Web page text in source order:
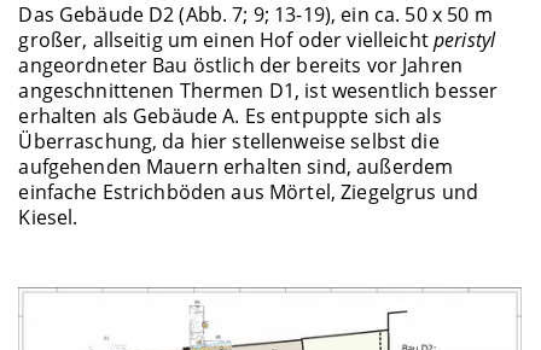
Das Gebäude D2 (Abb. 7; 9; 13-19), ein ca. 50 x 50 m
großer, allseitig um einen Hof oder vielleichtperistyl
angeordneter Bau östlich der bereits vor Jahren
angeschnittenen Thermen D1, ist wesentlich besser
erhalten als Gebäude A. Es entpuppte sich als
Überraschung, da hier stellenweise selbst die
aufgehenden Mauern erhalten sind, außerdem
einfache Estrichböden aus Mörtel, Ziegelgrus und
Kiesel.